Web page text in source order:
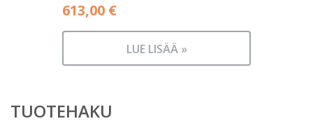
613,00 €
LUE LISÄÄ »
TUOTEHAKU